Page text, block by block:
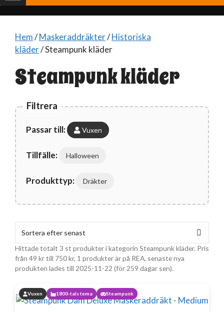
Hem/Maskeraddräkter/Historiska
kläder/ Steampunk kläder
Steampunk kläder
Filtrera
Passar till: Vuxen
Tillfälle: Halloween
Produkttyp: Dräkter
Hittade totalt 3 st produkter i kategorin Steampunk kläder. Pris
från 49 krtill 750kr, 1 produkter är på REA, senaste nya
produkten lades till 2025-11-22 (för 259 dagar sen).
Vuxen 1800-tals tema Steampunk